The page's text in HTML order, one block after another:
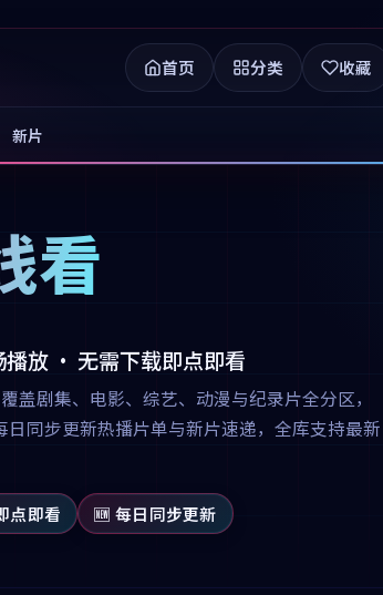
首页 分类 收藏
新片
看
放 · 无需下载即点即看
剧集、电影、综艺、动漫与纪录片全分区，
同步更新热播片单与新片速递，全库支持最新
点即看 🆕 每日同步更新